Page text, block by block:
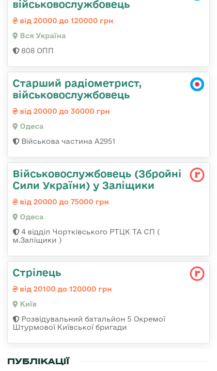
військовослужбовець
від 20000 до 120000 грн
Вся Україна
808 ОПП
Старший радіометрист,
військовослужбовець
від 20000 до 30000 грн
Одеса
Військова частина А2951
Військовослужбовець (Збройні
Сили України) у Заліщики
від 20000 до 75000 грн
Одеса
4 відділ Чортківського РТЦК ТА СП (
м.Заліщики )
Стрілець
від 20100 до 120000 грн
Київ
Розвідувальний батальйон 5 Окремої
Штурмової Київської бригади
ПУБЛІКАЦІЇ